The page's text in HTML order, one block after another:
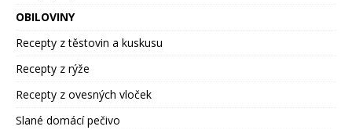
OBILOVINY
Recepty z těstovin a kuskusu
Recepty z rýže
Recepty z ovesných vloček
Slané domácí pečivo